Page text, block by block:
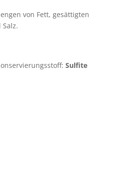
von Fett, gesättigten
Sulfite